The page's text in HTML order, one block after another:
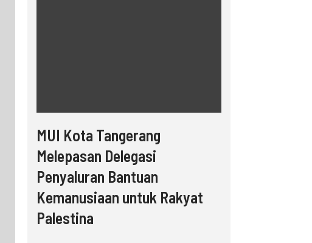
MUI Kota Tangerang
Melepasan Delegasi
Penyaluran Bantuan
Kemanusiaan untuk Rakyat
Palestina